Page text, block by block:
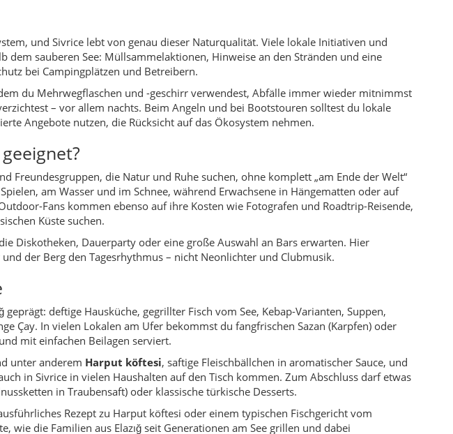
Küste suchen.
Diskotheken, Dauerparty oder eine große Auswahl an Bars erwarten. Hier
der Berg den Tagesrhythmus – nicht Neonlichter und Clubmusik.
geprägt: deftige Hausküche, gegrillter Fisch vom See, Kebap-Varianten, Suppen,
Çay. In vielen Lokalen am Ufer bekommst du fangfrischen Sazan (Karpfen) oder
mit einfachen Beilagen serviert.
unter anderem
in Sivrice in vielen Haushalten auf den Tisch kommen. Zum Abschluss darf etwas
in Traubensaft) oder klassische türkische Desserts.
Rezept zu Harput köftesi oder einem typischen Fischgericht vom
wie die Familien aus Elazığ seit Generationen am See grillen und dabei
sondern der Rahmen für alles andere. Der See erstreckt sich zwischen Bergen, die
sattes Grün im Frühling, trockene Goldtöne im Hochsommer, intensive Rottöne im
Am Ufer wachsen Pappeln und Kiefern, darüber ziehen Greifvögel und Möwen
vom See hinauf zu Aussichtspunkten, zu kleinen Picknickplätzen im Wald oder in
erleben sensationelle Sonnenaufgänge, wenn das erste Licht über den
in Rosa- und Orangetöne taucht.